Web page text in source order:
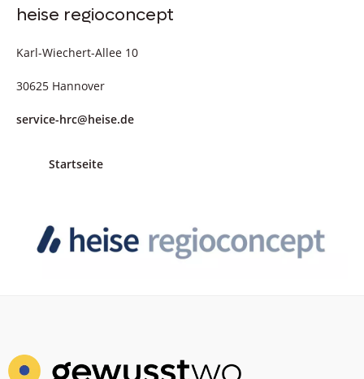
heise regioconcept
Karl-Wiechert-Allee 10
30625 Hannover
service-hrc@heise.de
Startseite